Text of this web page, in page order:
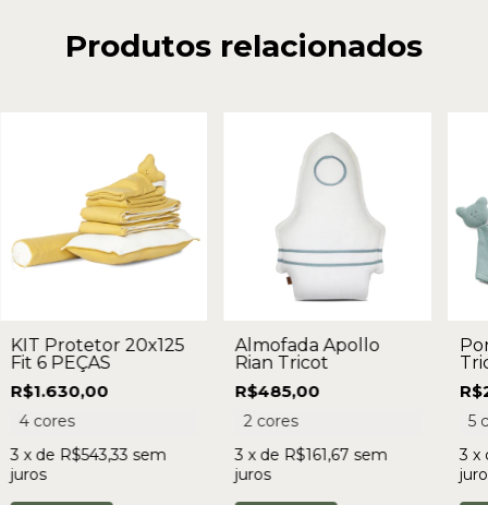
Produtos relacionados
KIT Protetor 20x125
Fit 6 PEÇAS
R$1.630,00
4 cores
3 x de R$543,33 sem
juros
Almofada Apollo
Rian Tricot
R$485,00
2 cores
3 x de R$161,67 sem
juros
5
3 x